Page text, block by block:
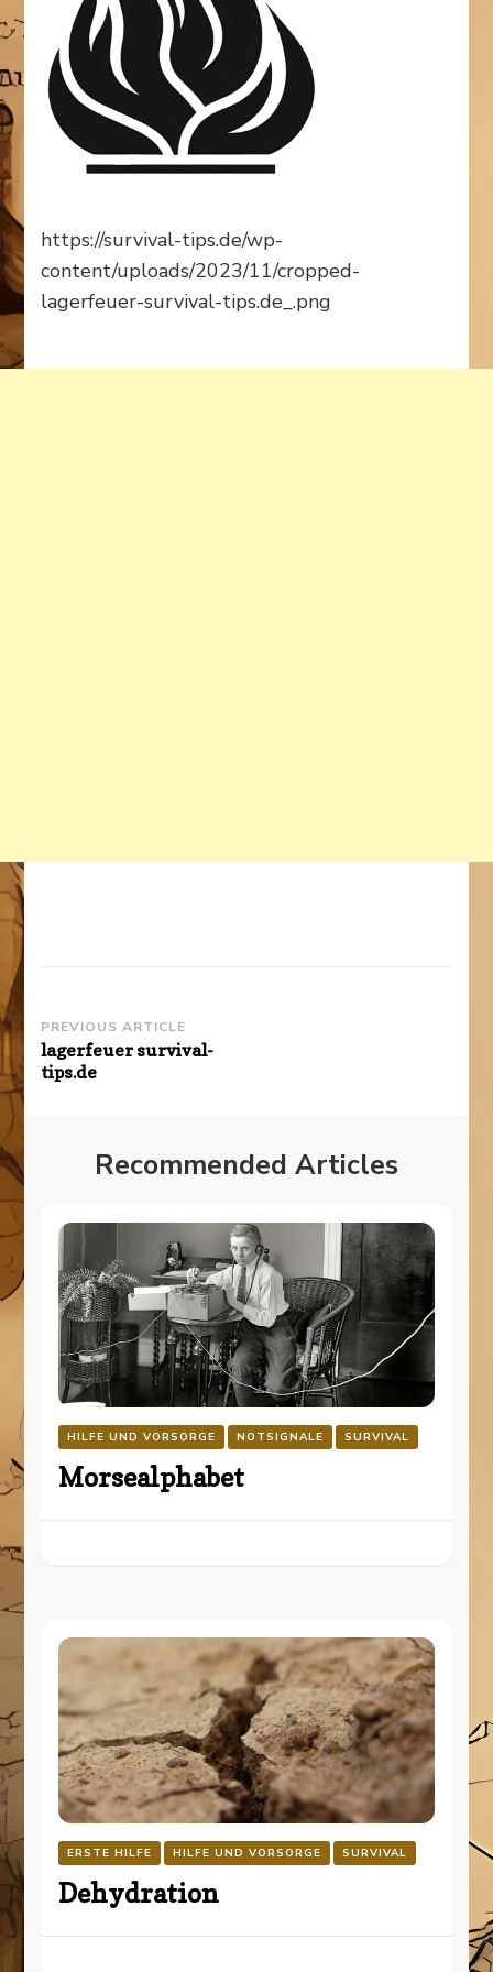
https://survival-tips.de/wp-
content/uploads/2023/11/cropped-
lagerfeuer-survival-tips.de_.png
Post
Navigation
PREVIOUS ARTICLE
lagerfeuer survival-
tips.de
Recommended Articles
HILFE UND VORSORGE NOTSIGNALE SURVIVAL
Morsealphabet
ERSTE HILFE HILFE UND VORSORGE SURVIVAL
Dehydration